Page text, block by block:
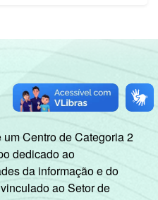
Centro de Categoria 2
dedicado ao
da informação e do
ao Setor de